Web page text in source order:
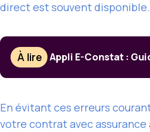
direct est souvent disponible.
À lire Appli E-Constat :
En évitant ces erreurs
votre contrat avec assurance